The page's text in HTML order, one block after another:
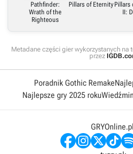
Pathfinder:
Wrath of the
Righteous
Pillars of Eternity Pillars
II:
Metadane części gier wykorzystanych na
przez
Poradnik Gothic Remake
Najlepsze gry 2025 roku